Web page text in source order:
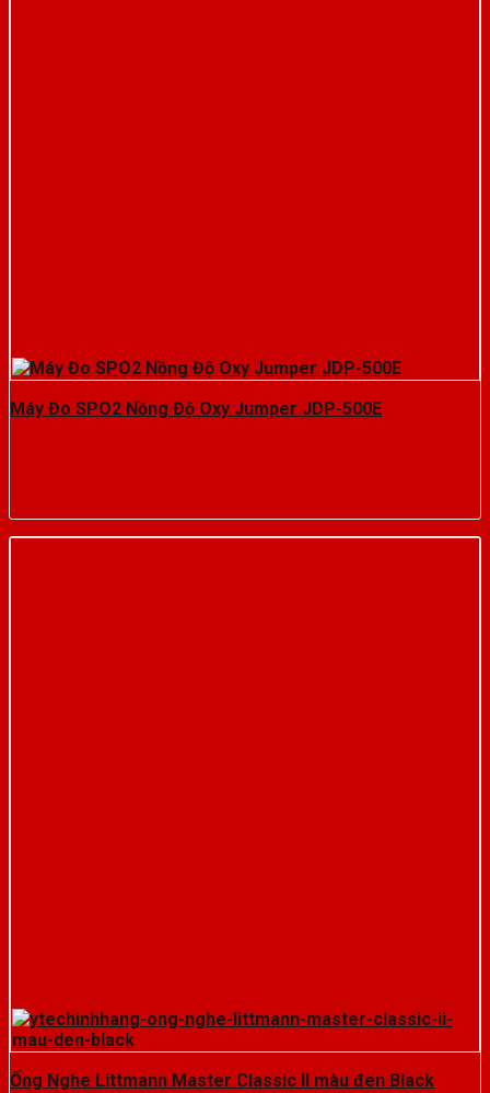
Máy Đo SPO2 Nồng Độ Oxy Jumper JDP-500E
Ống Nghe Littmann Master Classic II màu đen Black